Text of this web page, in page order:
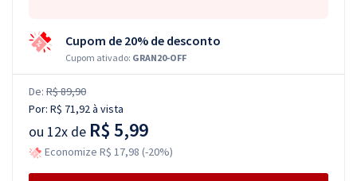
Cupom de 20% de desconto
Cupom ativado: GRAN20-OFF
De: R$ 89,90
Por: R$ 71,92à vista
ou 12x de R$ 5,99
Economize R$ 17,98 (-20%)